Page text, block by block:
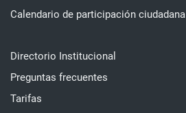
Calendario de participación ciudadana
Directorio Institucional
Preguntas frecuentes
Tarifas